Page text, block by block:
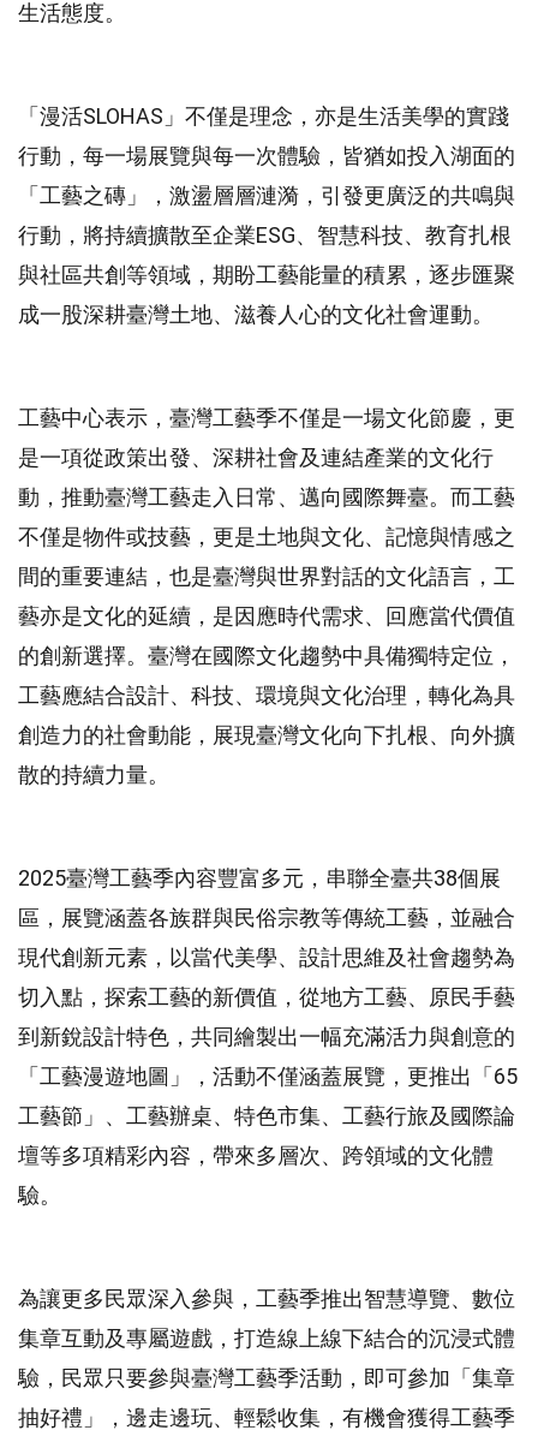
生活態度。
「漫活SLOHAS」不僅是理念，亦是生活美學的實踐
行動，每一場展覽與每一次體驗，皆猶如投入湖面的
「工藝之磚」，激盪層層漣漪，引發更廣泛的共鳴與
行動，將持續擴散至企業ESG、智慧科技、教育扎根
與社區共創等領域，期盼工藝能量的積累，逐步匯聚
成一股深耕臺灣土地、滋養人心的文化社會運動。
工藝中心表示，臺灣工藝季不僅是一場文化節慶，更
是一項從政策出發、深耕社會及連結產業的文化行
動，推動臺灣工藝走入日常、邁向國際舞臺。而工藝
不僅是物件或技藝，更是土地與文化、記憶與情感之
間的重要連結，也是臺灣與世界對話的文化語言，工
藝亦是文化的延續，是因應時代需求、回應當代價值
的創新選擇。臺灣在國際文化趨勢中具備獨特定位，
工藝應結合設計、科技、環境與文化治理，轉化為具
創造力的社會動能，展現臺灣文化向下扎根、向外擴
散的持續力量。
2025臺灣工藝季內容豐富多元，串聯全臺共38個展
區，展覽涵蓋各族群與民俗宗教等傳統工藝，並融合
現代創新元素，以當代美學、設計思維及社會趨勢為
切入點，探索工藝的新價值，從地方工藝、原民手藝
到新銳設計特色，共同繪製出一幅充滿活力與創意的
「工藝漫遊地圖」，活動不僅涵蓋展覽，更推出「65
工藝節」、工藝辦桌、特色市集、工藝行旅及國際論
壇等多項精彩內容，帶來多層次、跨領域的文化體
驗。
為讓更多民眾深入參與，工藝季推出智慧導覽、數位
集章互動及專屬遊戲，打造線上線下結合的沉浸式體
驗，民眾只要參與臺灣工藝季活動，即可參加「集章
抽好禮」，邊走邊玩、輕鬆收集，有機會獲得工藝季